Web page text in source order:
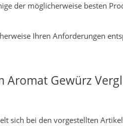
der möglicherweise besten
Ihren Anforderungen
Aromat Gewürz
sich bei den vorgestellten